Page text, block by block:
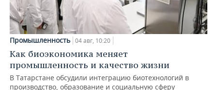
Промышленность 04 авг, 10:20
Как биоэкономика меняет
промышленность и качество жизни
В Татарстане обсудили интеграцию биотехнологий в
производство, образование и социальную сферу